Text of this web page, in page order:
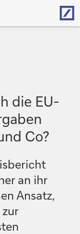
die EU-
Co?
an ihr
Ansatz,